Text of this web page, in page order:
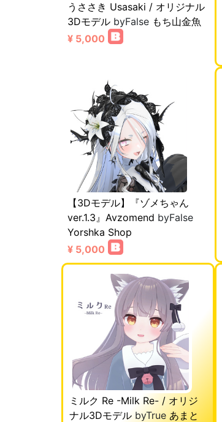
うささき Usasaki / オリジナル
3Dモデル byFalse もち山金魚
¥ 5,000
【3Dモデル】『ゾメちゃん
ver.1.3』Avzomend byFalse
Yorshka Shop
¥ 5,000
ミルク Re -Milk Re- / オリジ
ナル3Dモデル byTrue あまと